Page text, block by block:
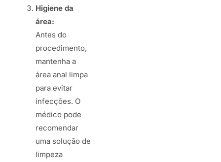
Higiene da
área:
Antes do
procedimento,
mantenha a
área anal limpa
para evitar
infecções. O
médico pode
recomendar
uma solução de
limpeza